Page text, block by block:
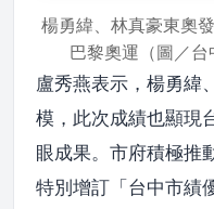
楊勇緯、林真豪東奧
巴黎奧運（圖／台
盧秀燕表示，楊勇緯
模，此次成績也顯現
眼成果。市府積極推
特別增訂「台中市績